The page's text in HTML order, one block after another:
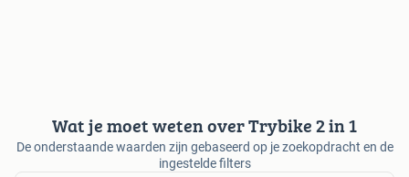
Wat je moet weten over Trybike 2 in 1
De onderstaande waarden zijn gebaseerd op je zoekopdracht en de
ingestelde filters